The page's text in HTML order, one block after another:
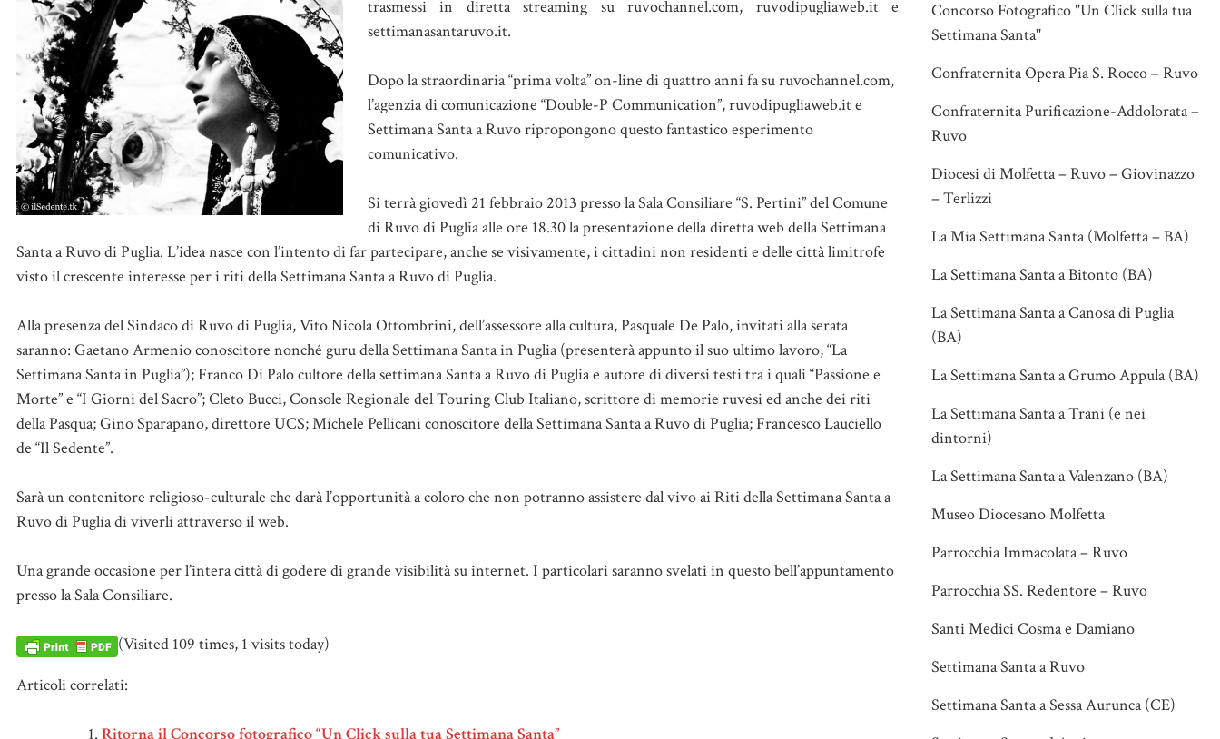
trasmessi in diretta streaming su ruvochannel.com, ruvodipugliaweb.it e
settimanasantaruvo.it.
Dopo la straordinaria “prima volta” on-line di quattro anni fa su ruvochannel.com,
l’agenzia di comunicazione “Double-P Communication”, ruvodipugliaweb.it e
Settimana Santa a Ruvo ripropongono questo fantastico esperimento
comunicativo.
Si terrà giovedì 21 febbraio 2013 presso la Sala Consiliare “S. Pertini” del Comune
di Ruvo di Puglia alle ore 18.30 la presentazione della diretta web della Settimana
Santa a Ruvo di Puglia. L’idea nasce con l’intento di far partecipare, anche se visivamente, i cittadini non residenti e delle città limitrofe
visto il crescente interesse per i riti della Settimana Santa a Ruvo di Puglia.
Alla presenza del Sindaco di Ruvo di Puglia, Vito Nicola Ottombrini, dell’assessore alla cultura, Pasquale De Palo, invitati alla serata
saranno: Gaetano Armenio conoscitore nonché guru della Settimana Santa in Puglia (presenterà appunto il suo ultimo lavoro, “La
Settimana Santa in Puglia”); Franco Di Palo cultore della settimana Santa a Ruvo di Puglia e autore di diversi testi tra i quali “Passione e
Morte” e “I Giorni del Sacro”; Cleto Bucci, Console Regionale del Touring Club Italiano, scrittore di memorie ruvesi ed anche dei riti
della Pasqua; Gino Sparapano, direttore UCS; Michele Pellicani conoscitore della Settimana Santa a Ruvo di Puglia; Francesco Lauciello
de “Il Sedente”.
Sarà un contenitore religioso-culturale che darà l’opportunità a coloro che non potranno assistere dal vivo ai Riti della Settimana Santa a
Ruvo di Puglia di viverli attraverso il web.
Una grande occasione per l’intera città di godere di grande visibilità su internet. I particolari saranno svelati in questo bell’appuntamento
presso la Sala Consiliare.
(Visited 109 times, 1 visits today)
Articoli correlati:
Ritorna il Concorso fotografico “Un Click sulla tua Settimana Santa”
Concorso Fotografico "Un Click sulla tua
Settimana Santa"
Confraternita Opera Pia S. Rocco – Ruvo
Confraternita Purificazione-Addolorata –
Ruvo
Diocesi di Molfetta – Ruvo – Giovinazzo
– Terlizzi
La Mia Settimana Santa (Molfetta – BA)
La Settimana Santa a Bitonto (BA)
La Settimana Santa a Canosa di Puglia
(BA)
La Settimana Santa a Grumo Appula (BA)
La Settimana Santa a Trani (e nei
dintorni)
La Settimana Santa a Valenzano (BA)
Museo Diocesano Molfetta
Parrocchia Immacolata – Ruvo
Parrocchia SS. Redentore – Ruvo
Santi Medici Cosma e Damiano
Settimana Santa a Ruvo
Settimana Santa a Sessa Aurunca (CE)